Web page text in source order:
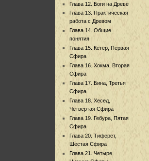
Глава 12. Боги на Древе
Глава 13. Практическая
работа с Древом
Глава 14. Общие
понятия
Глава 15. Кетер, Первая
Сфира
Глава 16. Хокма, Вторая
Сфира
Глава 17. Бина, Третья
Сфира
Глава 18. Хесед,
Четвертая Сфира
Глава 19. Гебура, Пятая
Сфира
Глава 20. Тиферет,
Шестая Сфира
Глава 21. Четыре